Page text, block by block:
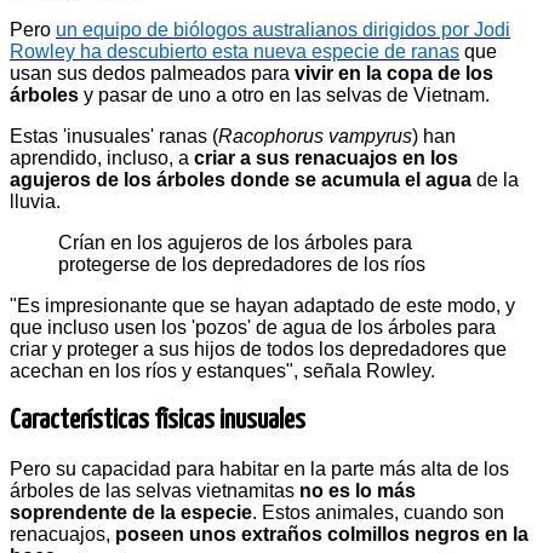
Pero un equipo de biólogos australianos dirigidos por Jodi
Rowley ha descubierto esta nueva especie de ranas que
usan sus dedos palmeados para vivir en la copa de los
árboles y pasar de uno a otro en las selvas de Vietnam.
Estas 'inusuales' ranas (Racophorus vampyrus) han
aprendido, incluso, a criar a sus renacuajos en los
agujeros de los árboles donde se acumula el agua de la
lluvia.
Crían en los agujeros de los árboles para
protegerse de los depredadores de los ríos
"Es impresionante que se hayan adaptado de este modo, y
que incluso usen los 'pozos' de agua de los árboles para
criar y proteger a sus hijos de todos los depredadores que
acechan en los ríos y estanques", señala Rowley.
Características físicas inusuales
Pero su capacidad para habitar en la parte más alta de los
árboles de las selvas vietnamitas no es lo más
soprendente de la especie. Estos animales, cuando son
renacuajos, poseen unos extraños colmillos negros en la